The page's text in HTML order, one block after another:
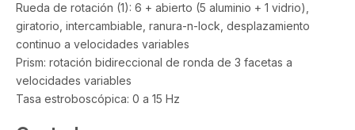
Rueda de rotación (1): 6 + abierto (5 aluminio + 1 vidrio),
giratorio, intercambiable, ranura-n-lock, desplazamiento
continuo a velocidades variables
Prism: rotación bidireccional de ronda de 3 facetas a
velocidades variables
Tasa estroboscópica: 0 a 15 Hz